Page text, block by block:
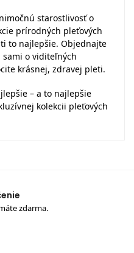
starostlivosť o
prírodných pleťových
to najlepšie. Objednajte
sami o viditeľných
krásnej, zdravej pleti.
– a to najlepšie
kolekcii pleťových
zdarma.